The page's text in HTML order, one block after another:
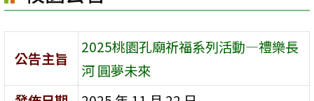
區
公告主旨
2025桃園孔廟祈福系列活動—禮樂長
河 圓夢未來